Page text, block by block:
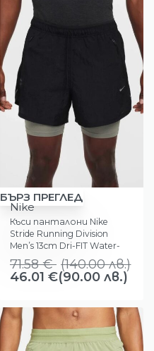
-36%
БЪРЗ ПРЕГЛЕД
Nike
Къси панталони Nike
Stride Running Division
Men’s 13cm Dri-FIT Water-
Repellent 2-in-1 Running
Shorts Black
71.58€ (140.00лв.)
46.01 €(90.00 лв.)